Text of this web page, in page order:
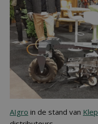
AIgro in de stand van Klep